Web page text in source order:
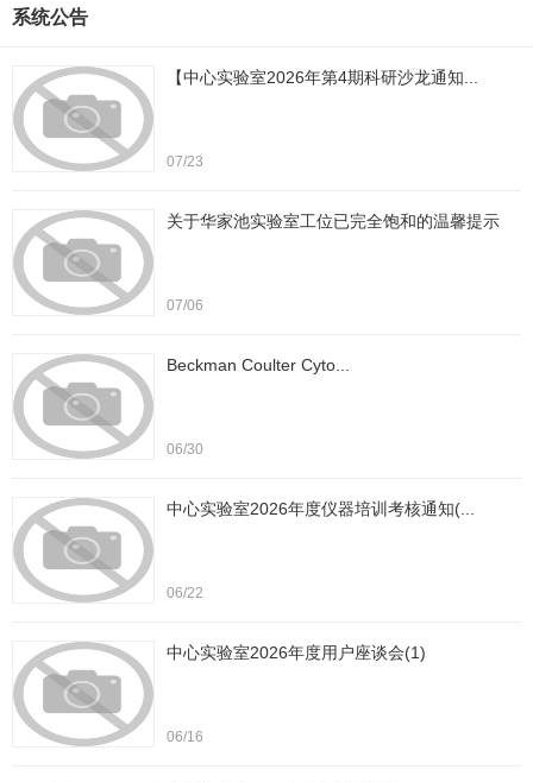
系统公告
【中心实验室2026年第4期科研沙龙通知...
07/23
关于华家池实验室工位已完全饱和的温馨提示
07/06
Beckman Coulter Cyto...
06/30
中心实验室2026年度仪器培训考核通知(...
06/22
中心实验室2026年度用户座谈会(1)
06/16